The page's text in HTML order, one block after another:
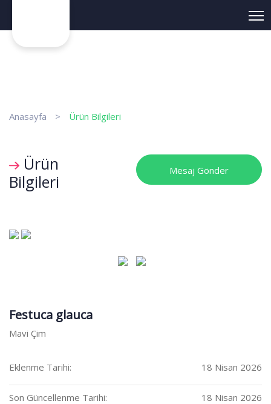
Anasayfa > Ürün Bilgileri
Ürün
Bilgileri
Mesaj Gönder
Festuca glauca
Mavi Çim
Eklenme Tarihi: 18 Nisan 2026
Son Güncellenme Tarihi: 18 Nisan 2026